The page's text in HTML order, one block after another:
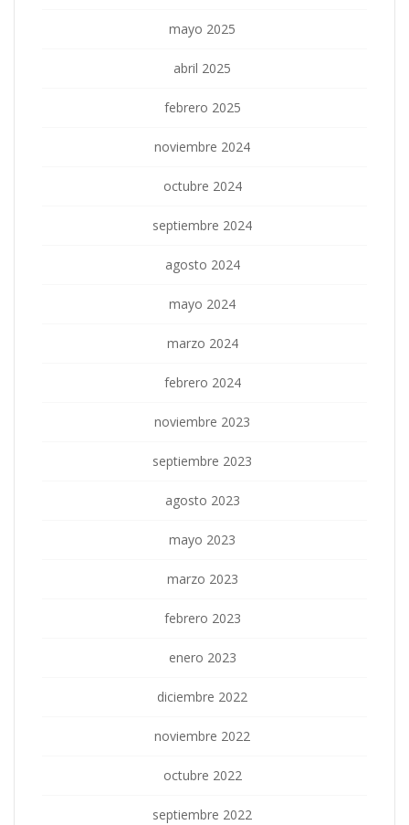
mayo 2025
abril 2025
febrero 2025
noviembre 2024
octubre 2024
septiembre 2024
agosto 2024
mayo 2024
marzo 2024
febrero 2024
noviembre 2023
septiembre 2023
agosto 2023
mayo 2023
marzo 2023
febrero 2023
enero 2023
diciembre 2022
noviembre 2022
octubre 2022
septiembre 2022